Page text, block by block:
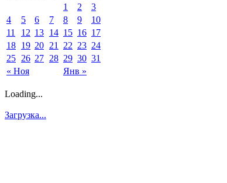
« Ноя Янв »
1 2
3
4
5 6 7 8 9
10
11
12 13 14 15 16 17
18 19 20 21 22 23 24
25 26 27 28 29 30 31
Loading...
Загрузка...